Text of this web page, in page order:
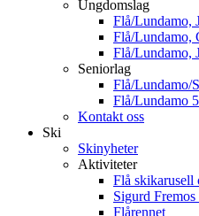
Ungdomslag
Flå/Lundamo,
Flå/Lundamo,
Flå/Lundamo,
Seniorlag
Flå/Lundamo/
Flå/Lundamo
Kontakt oss
Ski
Skinyheter
Aktiviteter
Flå skikarusell
Sigurd
Flårennet